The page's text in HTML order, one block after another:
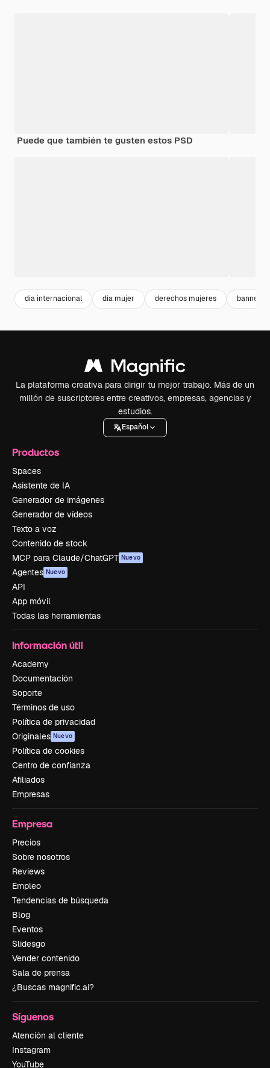
Puede que también te gusten estos PSD
dia internacional dia mujer derechos mujeres banner
La plataforma creativa para dirigir tu mejor trabajo. Más de un
millón de suscriptores entre creativos, empresas, agencias y
estudios.
Español
Productos
Spaces
Asistente de IA
Generador de imágenes
Generador de vídeos
Texto a voz
Contenido de stock
MCP para Claude/ChatGPT Nuevo
Agentes Nuevo
API
App móvil
Todas las herramientas
Información útil
Academy
Documentación
Soporte
Términos de uso
Política de privacidad
Originales Nuevo
Política de cookies
Centro de confianza
Afiliados
Empresas
Empresa
Precios
Sobre nosotros
Reviews
Empleo
Tendencias de búsqueda
Blog
Eventos
Slidesgo
Vender contenido
Sala de prensa
¿Buscas magnific.ai?
Síguenos
Atención al cliente
Instagram
YouTube